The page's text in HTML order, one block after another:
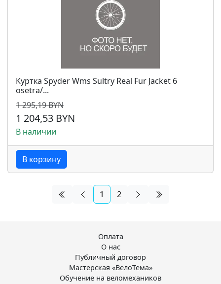
Куртка Spyder Wms Sultry Real Fur Jacket 6
osetra/...
1 295,19 BYN
1 204,53 BYN
В наличии
В корзину
1 2
Оплата
О нас
Публичный договор
Мастерская «ВелоТема»
Обучение на веломехаников